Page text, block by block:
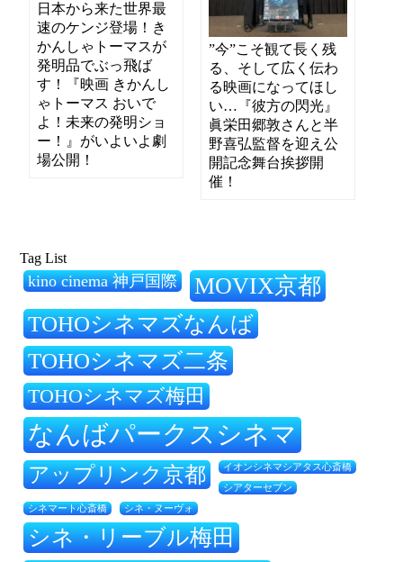
日本から来た世界最
速のケンジ登場！き
かんしゃトーマスが
発明品でぶっ飛ば
す！『映画 きかんし
ゃトーマス おいで
よ！未来の発明ショ
ー！』がいよいよ劇
場公開！
”今”こそ観て長く残
る、そして広く伝わ
る映画になってほし
い…『彼方の閃光』
眞栄田郷敦さんと半
野喜弘監督を迎え公
開記念舞台挨拶開
催！
Tag List
kino cinema 神戸国際 MOVIX京都
TOHOシネマズなんば
TOHOシネマズ二条
TOHOシネマズ梅田
なんばパークスシネマ
アップリンク京都 イオンシネマシアタス心斎橋
シアターセブン
シネマート心斎橋 シネ・ヌーヴォ
シネ・リーブル梅田